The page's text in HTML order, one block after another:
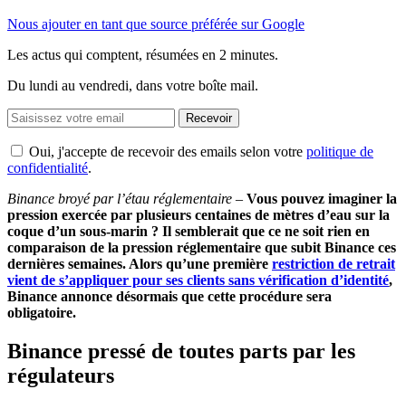
Nous ajouter en tant que source préférée sur Google
Les actus qui comptent, résumées en 2 minutes.
Du lundi au vendredi, dans votre boîte mail.
Recevoir
Oui, j'accepte de recevoir des emails selon votre politique de
confidentialité.
Binance broyé par l’étau réglementaire – Vous pouvez imaginer la
pression exercée par plusieurs centaines de mètres d’eau sur la
coque d’un sous-marin ? Il semblerait que ce ne soit rien en
comparaison de la pression réglementaire que subit Binance ces
dernières semaines. Alors qu’une première restriction de retrait
vient de s’appliquer pour ses clients sans vérification d’identité,
Binance annonce désormais que cette procédure sera
obligatoire.
Binance pressé de toutes parts par les
régulateurs